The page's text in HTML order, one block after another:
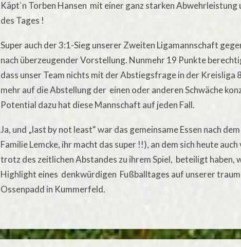
Käpt`n Torben Hansen mit einer ganz starken Abwehrleistung
des Tages !
Super auch der 3:1-Sieg unserer Zweiten Ligamannschaft
nach überzeugender Vorstellung. Nunmehr 19 Punkte
dass unser Team nichts mit der Abstiegsfrage in der Kreisliga
mehr auf die Abstellung der einen oder anderen Schwäche
Potential dazu hat diese Mannschaft auf jeden Fall.
Ja, und „last by not least“ war das gemeinsame Essen nach
Familie Lemcke, ihr macht das super !!), an dem sich heute
trotz des zeitlichen Abstandes zu ihrem Spiel, beteiligt haben,
Highlight eines denkwürdigen Fußballtages auf unserer
Ossenpadd in Kummerfeld.